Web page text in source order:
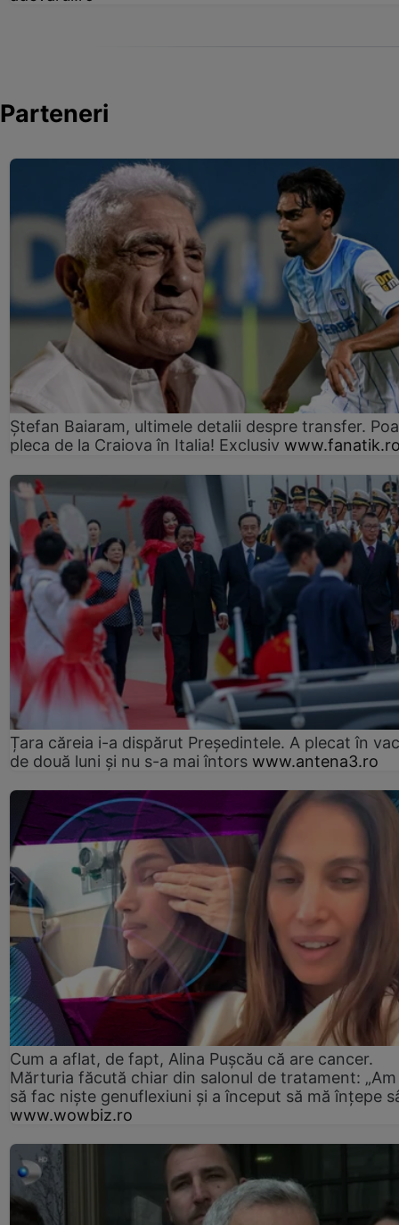
Parteneri
Ștefan Baiaram, ultimele detalii despre transfer.
pleca de la Craiova în Italia! Exclusiv
Țara căreia i-a dispărut Președintele. A plecat în
de două luni și nu s-a mai întors www.antena3.ro
Cum a aflat, de fapt, Alina Pușcău că are cancer.
Mărturia făcută chiar din salonul de tratament:
să fac niște genuflexiuni și a început să mă înțepe
www.wowbiz.ro